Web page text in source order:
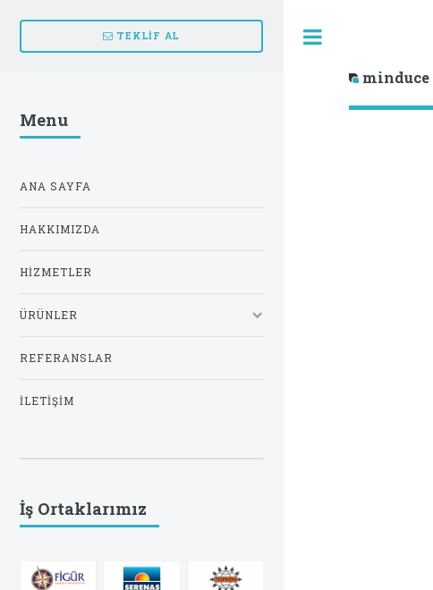
minduce
TEKLİF AL
Menu
ANA SAYFA
HAKKIMIZDA
HIZMETLER
ÜRÜNLER
REFERANSLAR
İLETIŞIM
İş Ortaklarımız